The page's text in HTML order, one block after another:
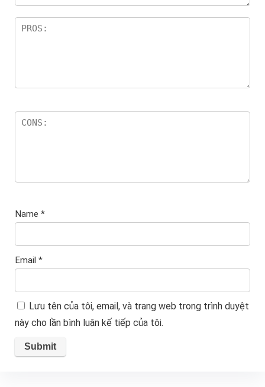
Name *
Email *
Lưu tên của tôi, email, và trang web trong trình duyệt
này cho lần bình luận kế tiếp của tôi.